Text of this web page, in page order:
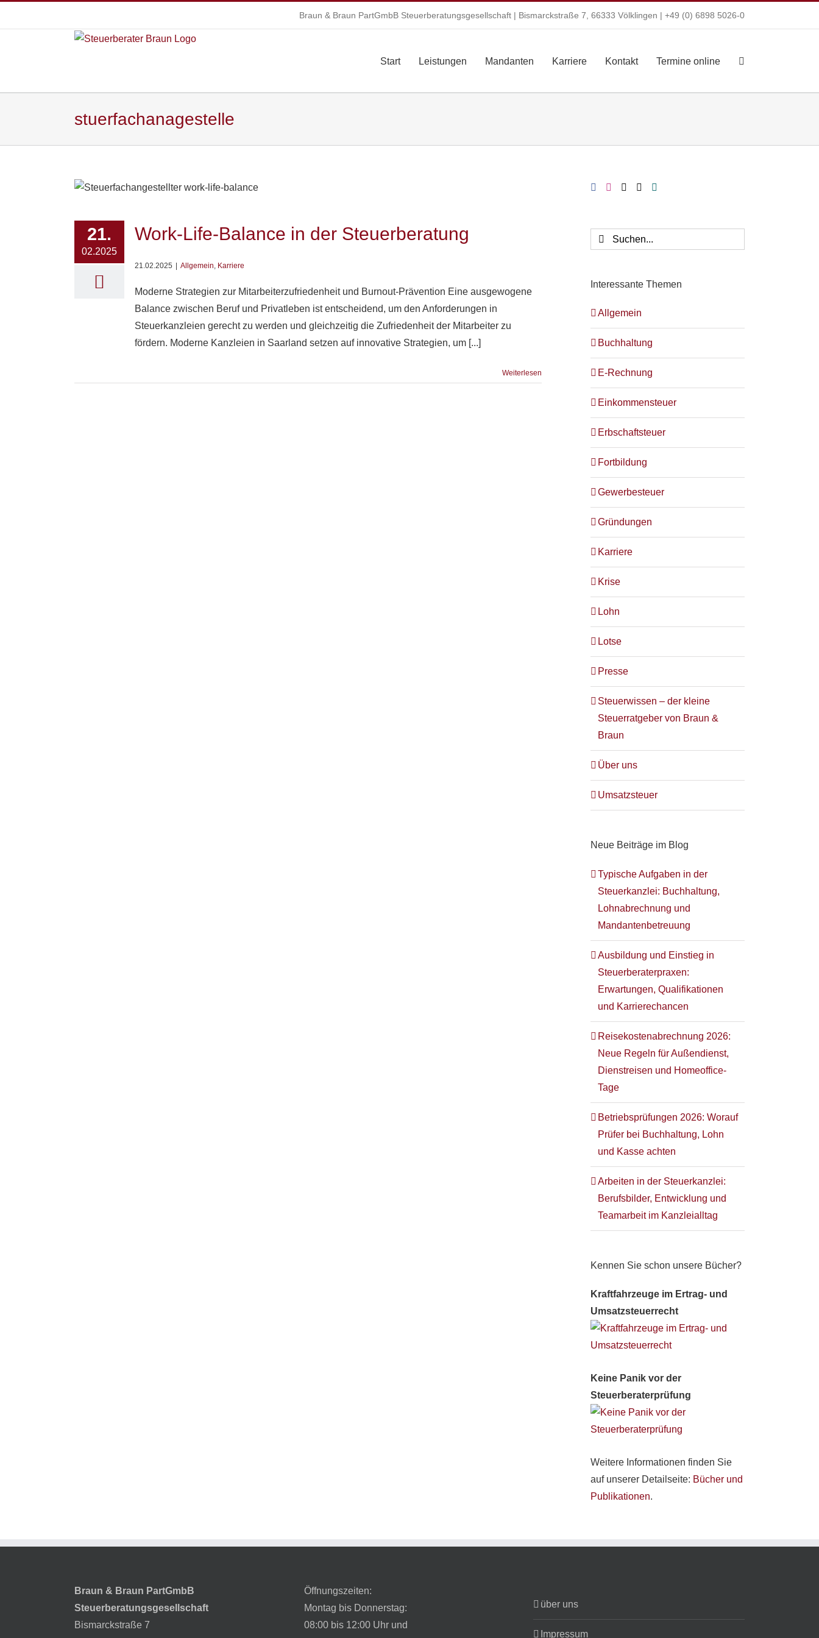
Braun & Braun PartGmbB Steuerberatungsgesellschaft | Bismarckstraße 7, 66333 Völklingen | +49 (0) 6898 5026-0
Start Leistungen Mandanten Karriere Kontakt Termine online
stuerfachanagestelle
21.
02.2025
Work-Life-Balance in der Steuerberatung
21.02.2025 Allgemein, Karriere
Moderne Strategien zur Mitarbeiterzufriedenheit und Burnout-Prävention Eine ausgewogene
Balance zwischen Beruf und Privatleben ist entscheidend, um den Anforderungen in
Steuerkanzleien gerecht zu werden und gleichzeitig die Zufriedenheit der Mitarbeiter zu
fördern. Moderne Kanzleien in Saarland setzen auf innovative Strategien, um [...]
Weiterlesen
Suche
nach:
Interessante Themen
Allgemein
Buchhaltung
E-Rechnung
Einkommensteuer
Erbschaftsteuer
Fortbildung
Gewerbesteuer
Gründungen
Karriere
Krise
Lohn
Lotse
Presse
Steuerwissen – der kleine
Steuerratgeber von Braun &
Braun
Über uns
Umsatzsteuer
Neue Beiträge im Blog
Typische Aufgaben in der
Steuerkanzlei: Buchhaltung,
Lohnabrechnung und
Mandantenbetreuung
Ausbildung und Einstieg in
Steuerberaterpraxen:
Erwartungen, Qualifikationen
und Karrierechancen
Reisekostenabrechnung 2026:
Neue Regeln für Außendienst,
Dienstreisen und Homeoffice-
Tage
Betriebsprüfungen 2026: Worauf
Prüfer bei Buchhaltung, Lohn
und Kasse achten
Arbeiten in der Steuerkanzlei:
Berufsbilder, Entwicklung und
Teamarbeit im Kanzleialltag
Kennen Sie schon unsere Bücher?
Kraftfahrzeuge im Ertrag- und
Umsatzsteuerrecht
Keine Panik vor der
Steuerberaterprüfung
Weitere Informationen finden Sie
auf unserer Detailseite: Bücher und
Publikationen.
Braun & Braun PartGmbB
Steuerberatungsgesellschaft
Bismarckstraße 7
Öffnungszeiten:
Montag bis Donnerstag:
08:00 bis 12:00 Uhr und
über uns
Impressum